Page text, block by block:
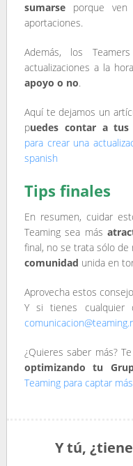
sumarseporque ven
aportaciones.
Además, los
actualizaciones a la
apoyo o no.
Aquí te dejamos un
puedes contar a tus
para crear una
spanish
Tips finales
En resumen, cuidar
Teaming sea más
final, no se trata sólo
comunidad unida en
Aprovecha estos
Y si tienes cualquier
¿Quieres saber más?
optimizando tu
Teaming para captar
Y tú,